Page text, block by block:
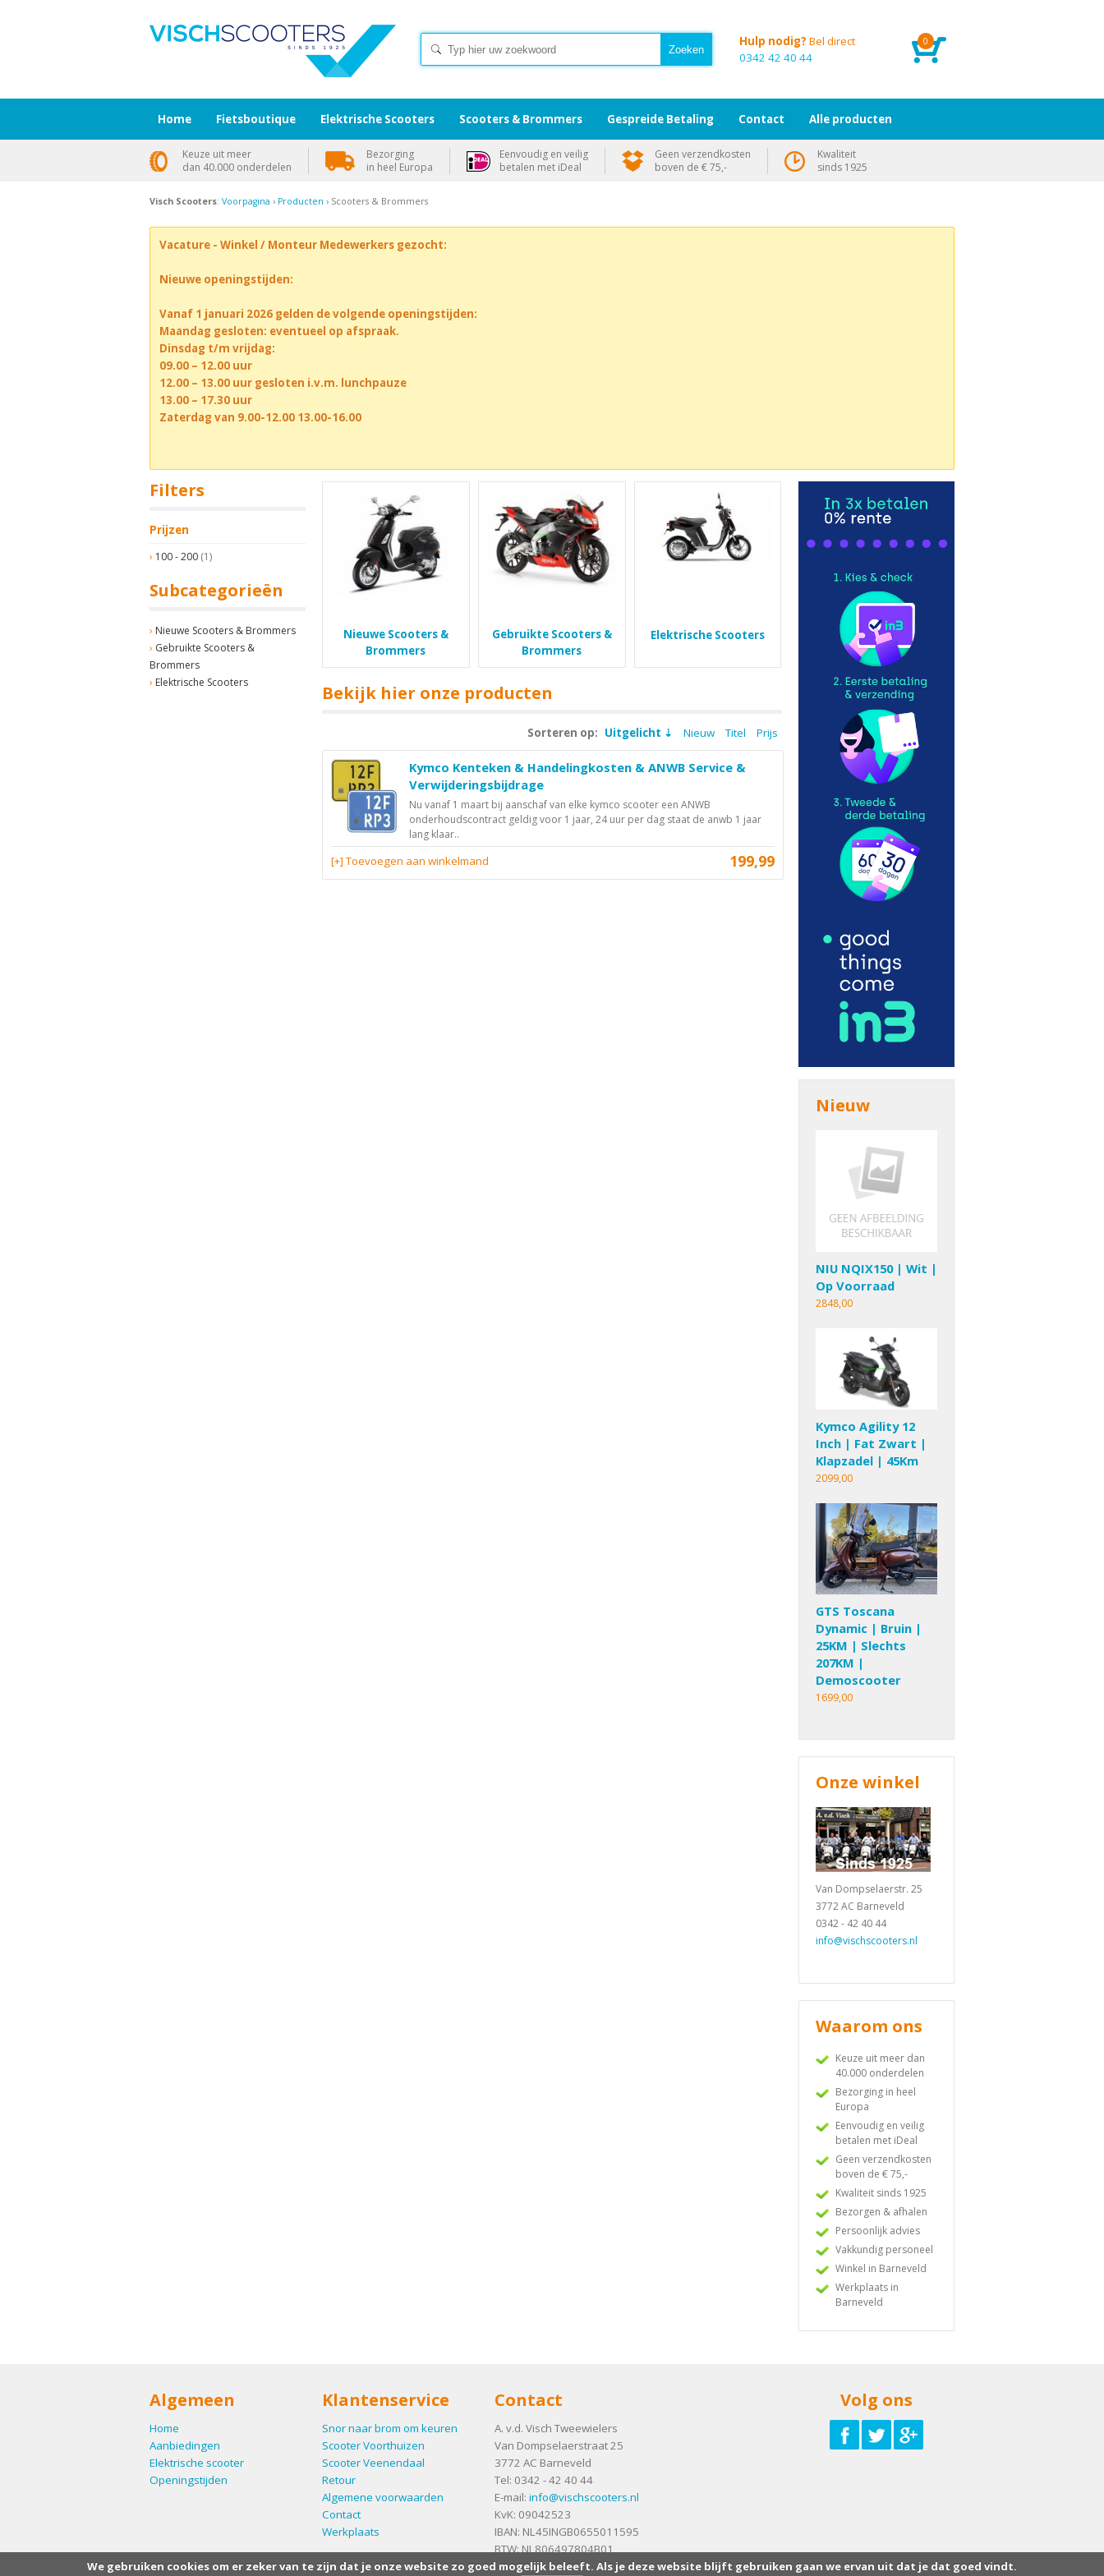
0
Hulp nodig? Bel direct
0342 42 40 44
Visch Scooters: Voorpagina › Producten › Scooters & Brommers
Vacature - Winkel / Monteur Medewerkers gezocht:
Nieuwe openingstijden:
Vanaf 1 januari 2026 gelden de volgende openingstijden:
Maandag gesloten: eventueel op afspraak.
Dinsdag t/m vrijdag:
09.00 – 12.00 uur
12.00 – 13.00 uur gesloten i.v.m. lunchpauze
13.00 – 17.30 uur
Zaterdag van 9.00-12.00 13.00-16.00
Filters
Prijzen
100 - 200 (1)
Subcategorieën
Nieuwe Scooters & Brommers
Gebruikte Scooters &
Brommers
Elektrische Scooters
Nieuwe Scooters &
Brommers
Gebruikte Scooters &
Brommers
Elektrische Scooters
Bekijk hier onze producten
Sorteren op: Uitgelicht Nieuw Titel Prijs
Kymco Kenteken & Handelingkosten & ANWB Service &
Verwijderingsbijdrage
Nu vanaf 1 maart bij aanschaf van elke kymco scooter een ANWB
onderhoudscontract geldig voor 1 jaar, 24 uur per dag staat de anwb 1 jaar
lang klaar..
199,99
[+] Toevoegen aan winkelmand
Nieuw
NIU NQIX150 | Wit |
Op Voorraad
2848,00
Kymco Agility 12
Inch | Fat Zwart |
Klapzadel | 45Km
2099,00
GTS Toscana
Dynamic | Bruin |
25KM | Slechts
207KM |
Demoscooter
1699,00
Onze winkel
Van Dompselaerstr. 25
3772 AC Barneveld
0342 - 42 40 44
info@vischscooters.nl
Waarom ons
Keuze uit meer dan
40.000 onderdelen
Bezorging in heel
Europa
Eenvoudig en veilig
betalen met iDeal
Geen verzendkosten
boven de € 75,-
Kwaliteit sinds 1925
Bezorgen & afhalen
Persoonlijk advies
Vakkundig personeel
Winkel in Barneveld
Werkplaats in
Barneveld
Algemeen
Home
Aanbiedingen
Elektrische scooter
Openingstijden
Klantenservice
Snor naar brom om keuren
Scooter Voorthuizen
Scooter Veenendaal
Retour
Algemene voorwaarden
Contact
Werkplaats
Contact
A. v.d. Visch Tweewielers
Van Dompselaerstraat 25
3772 AC Barneveld
Tel: 0342 - 42 40 44
E-mail: info@vischscooters.nl
KvK: 09042523
IBAN: NL45INGB0655011595
BTW: NL806497804B01
Volg ons
Home Fietsboutique Elektrische Scooters Scooters & Brommers Gespreide Betaling Contact Alle producten
Keuze uit meer
dan 40.000 onderdelen
Bezorging
in heel Europa
Eenvoudig en veilig
betalen met iDeal
Geen verzendkosten
boven de € 75,-
Kwaliteit
sinds 1925
We gebruiken cookies om er zeker van te zijn dat je onze website zo goed mogelijk beleeft. Als je deze website blijft gebruiken gaan we ervan uit dat je dat goed vindt.